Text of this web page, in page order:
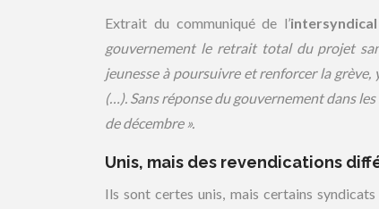
Extrait du communiqué de l’intersyndical
gouvernement le retrait total du projet
jeunesse à poursuivre et renforcer la
(…). Sans réponse du gouvernement dans
de décembre ».
Unis, mais des revendications
Ils sont certes unis, mais certains